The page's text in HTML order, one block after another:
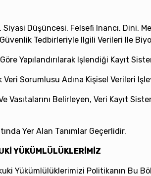
Düşüncesi, Felsefi Inancı, Dini,
Tedbirleriyle Ilgili Verileri Ile
Yapılandırılarak Işlendiği Kayıt
Sorumlusu Adına Kişisel Verileri
Vasıtalarını Belirleyen, Veri Kayıt
Yer Alan Tanımlar Geçerlidir.
YÜKÜMLÜLÜKLERİMİZ
Yükümlülüklerimizi Politikanın Bu